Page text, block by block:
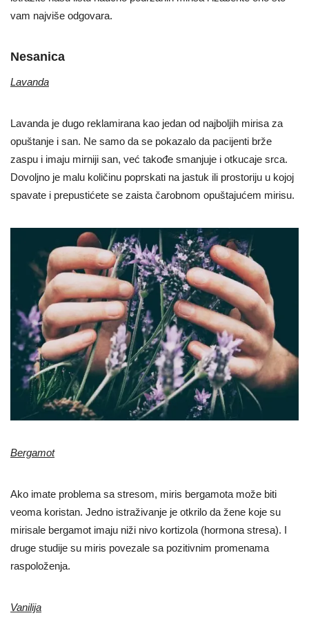
vam najviše odgovara.
Nesanica
Lavanda
Lavanda je dugo reklamirana kao jedan od najboljih mirisa za
opuštanje i san. Ne samo da se pokazalo da pacijenti brže
zaspu i imaju mirniji san, već takođe smanjuje i otkucaje srca.
Dovoljno je malu količinu poprskati na jastuk ili prostoriju u kojoj
spavate i prepustićete se zaista čarobnom opuštajućem mirisu.
Bergamot
Ako imate problema sa stresom, miris bergamota može biti
veoma koristan. Jedno istraživanje je otkrilo da žene koje su
mirisale bergamot imaju niži nivo kortizola (hormona stresa). I
druge studije su miris povezale sa pozitivnim promenama
raspoloženja.
Vanilija